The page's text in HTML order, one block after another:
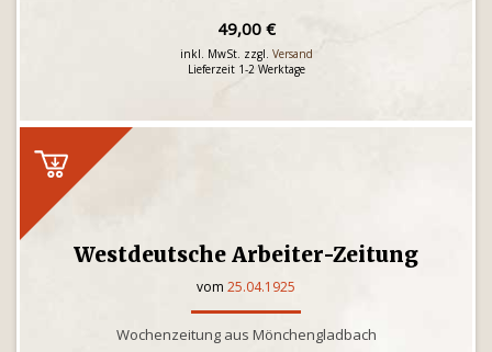
49,00 €
inkl. MwSt. zzgl. Versand
Lieferzeit 1-2 Werktage
Westdeutsche Arbeiter-Zeitung
vom 25.04.1925
Wochenzeitung aus Mönchengladbach